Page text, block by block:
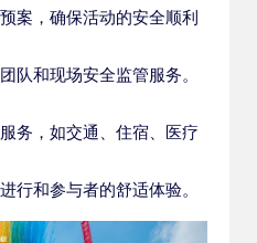
案，确保活动的安全顺利
队和现场安全监管服务。
务，如交通、住宿、医疗
行和参与者的舒适体验。